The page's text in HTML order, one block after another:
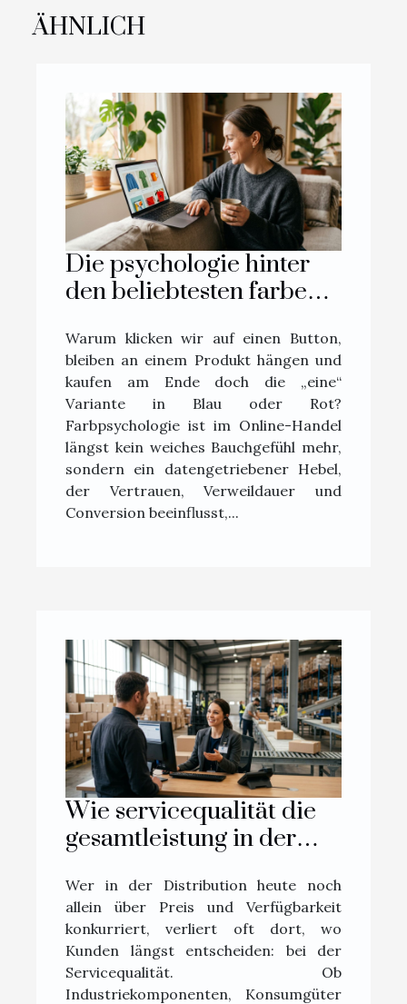
ÄHNLICH
Die psychologie hinter
den beliebtesten farben
Warum klicken wir auf einen Button,
bleiben an einem Produkt hängen und
kaufen am Ende doch die „eine“
Variante in Blau oder Rot?
Farbpsychologie ist im Online-Handel
längst kein weiches Bauchgefühl mehr,
sondern ein datengetriebener Hebel,
der Vertrauen, Verweildauer und
Conversion beeinflusst,...
Wie servicequalität die
gesamtleistung in der
Wer in der Distribution heute noch
allein über Preis und Verfügbarkeit
konkurriert, verliert oft dort, wo
Kunden längst entscheiden: bei der
Servicequalität. Ob
Industriekomponenten, Konsumgüter